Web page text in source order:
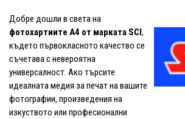
Добре дошли в света на
фотохартиите A4 от марката SCI,
където първокласното качество се
съчетава с невероятна
универсалност. Ако търсите
идеалната медия за печат на вашите
фотографии, произведения на
изкуството или професионални